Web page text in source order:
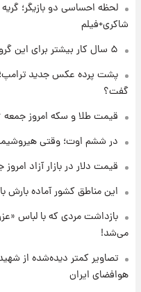
شد؛
۱ روز پیش
۱ روز پیش
امروز پنجشنبه
قیمت طلا
شارژ
لحظه احساسی دو بازیگر؛
شاکری+فیلم
۵ سال کار بیشتر برای این گروه از متقاضیان بازنشستگی
پشت پرده عکس جدید ترامپ؛
گفت؟
قیمت طلا و سکه امروز جمعه ۱۶ مرداد ۱۴۰۵ +جدول
در ششم اوت؛ وقتی
قیمت دلار در بازار آزاد امروز جمعه ۱۶
این مناطق کشور آماده بارش
بازداشت مردی که با لباس
می‌شد!
تصاویر کمتر دیده‌شده از
هوافضای ایران